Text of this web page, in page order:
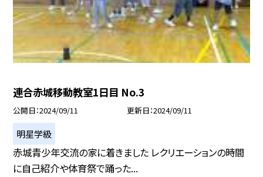
連合赤城移動教室1日目 No.3
公開日 2024/09/11 更新日 2024/09/11
明星学級
赤城青少年交流の家に着きました レクリエーションの時間
に自己紹介や体育祭で踊った...